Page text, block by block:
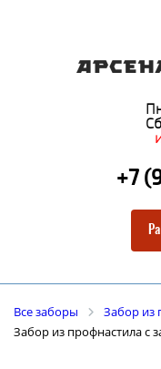
+7
Все заборы
Забор из
Забор из профнастила с